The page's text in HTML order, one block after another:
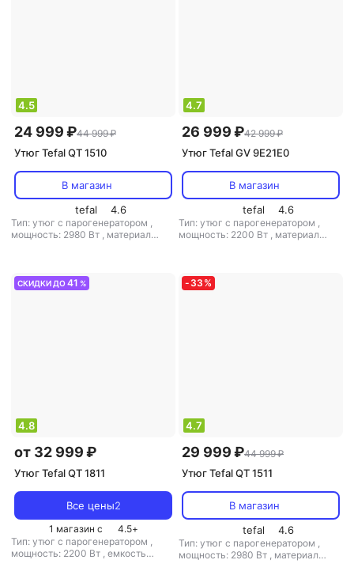
4.5
24 999 ₽44 999 ₽
Утюг Tefal QT 1510
В магазин
tefal
4.6
Тип: утюг с парогенератором ,
мощность: 2980 Вт , материал
4.7
26 999 ₽42 999 ₽
Утюг Tefal GV 9E21E0
В магазин
tefal
4.6
Тип: утюг с парогенератором ,
мощность: 2200 Вт , материал
СКИДКИ ДО41 %
4.8
от 32 999 ₽
Утюг Tefal QT 1811
Все цены2
1 магазин с 4.5+
Тип: утюг с парогенератором ,
мощность: 2200 Вт , емкость
- 33 %
4.7
29 999 ₽44 999 ₽
Утюг Tefal QT 1511
В магазин
tefal
4.6
Тип: утюг с парогенератором ,
мощность: 2980 Вт , материал